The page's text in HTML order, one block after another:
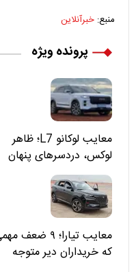
منبع: خبرآنلاین
پرونده ویژه
معایب لوکانو L7؛ ظاهر
لوکس، دردسرهای پنهان
معایب تیارا؛ ۹ ضعف
که خریداران دیر متوجه